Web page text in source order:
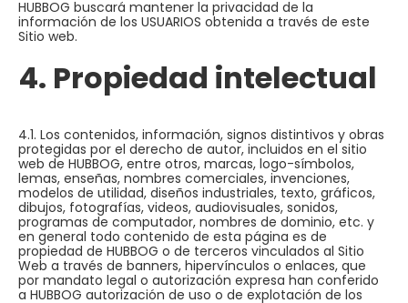
HUBBOG buscará mantener la privacidad de la
información de los USUARIOS obtenida a través de este
Sitio web.
4. Propiedad intelectual
4.1. Los contenidos, información, signos distintivos y obras
protegidas por el derecho de autor, incluidos en el sitio
web de HUBBOG, entre otros, marcas, logo-símbolos,
lemas, enseñas, nombres comerciales, invenciones,
modelos de utilidad, diseños industriales, texto, gráficos,
dibujos, fotografías, videos, audiovisuales, sonidos,
programas de computador, nombres de dominio, etc. y
en general todo contenido de esta página es de
propiedad de HUBBOG o de terceros vinculados al Sitio
Web a través de banners, hipervínculos o enlaces, que
por mandato legal o autorización expresa han conferido
a HUBBOG autorización de uso o de explotación de los